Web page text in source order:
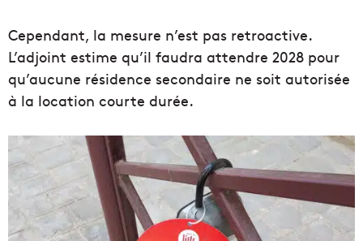
Cependant, la mesure n’est pas retroactive.
L’adjoint estime qu’il faudra attendre 2028 pour
qu’aucune résidence secondaire ne soit autorisée
à la location courte durée.